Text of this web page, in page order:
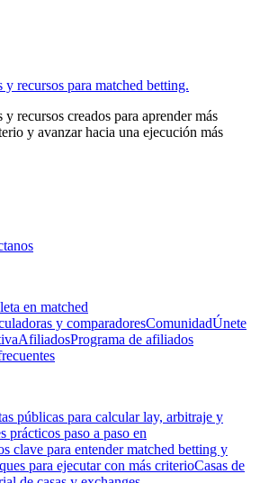
recursos para matched betting.
recursos creados para aprender más
y avanzar hacia una ejecución más
en matched
y comparadoresComunidadÚnete
AfiliadosPrograma de afiliados
públicas para calcular lay, arbitraje y
prácticos paso a paso en
clave para entender matched betting y
para ejecutar con más criterioCasas de